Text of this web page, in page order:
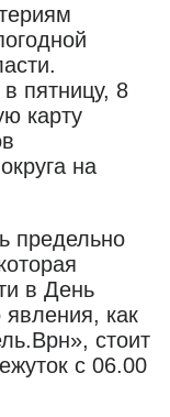
пятницу, 8
карту
на
предельно
в День
как
стоит
с 06.00